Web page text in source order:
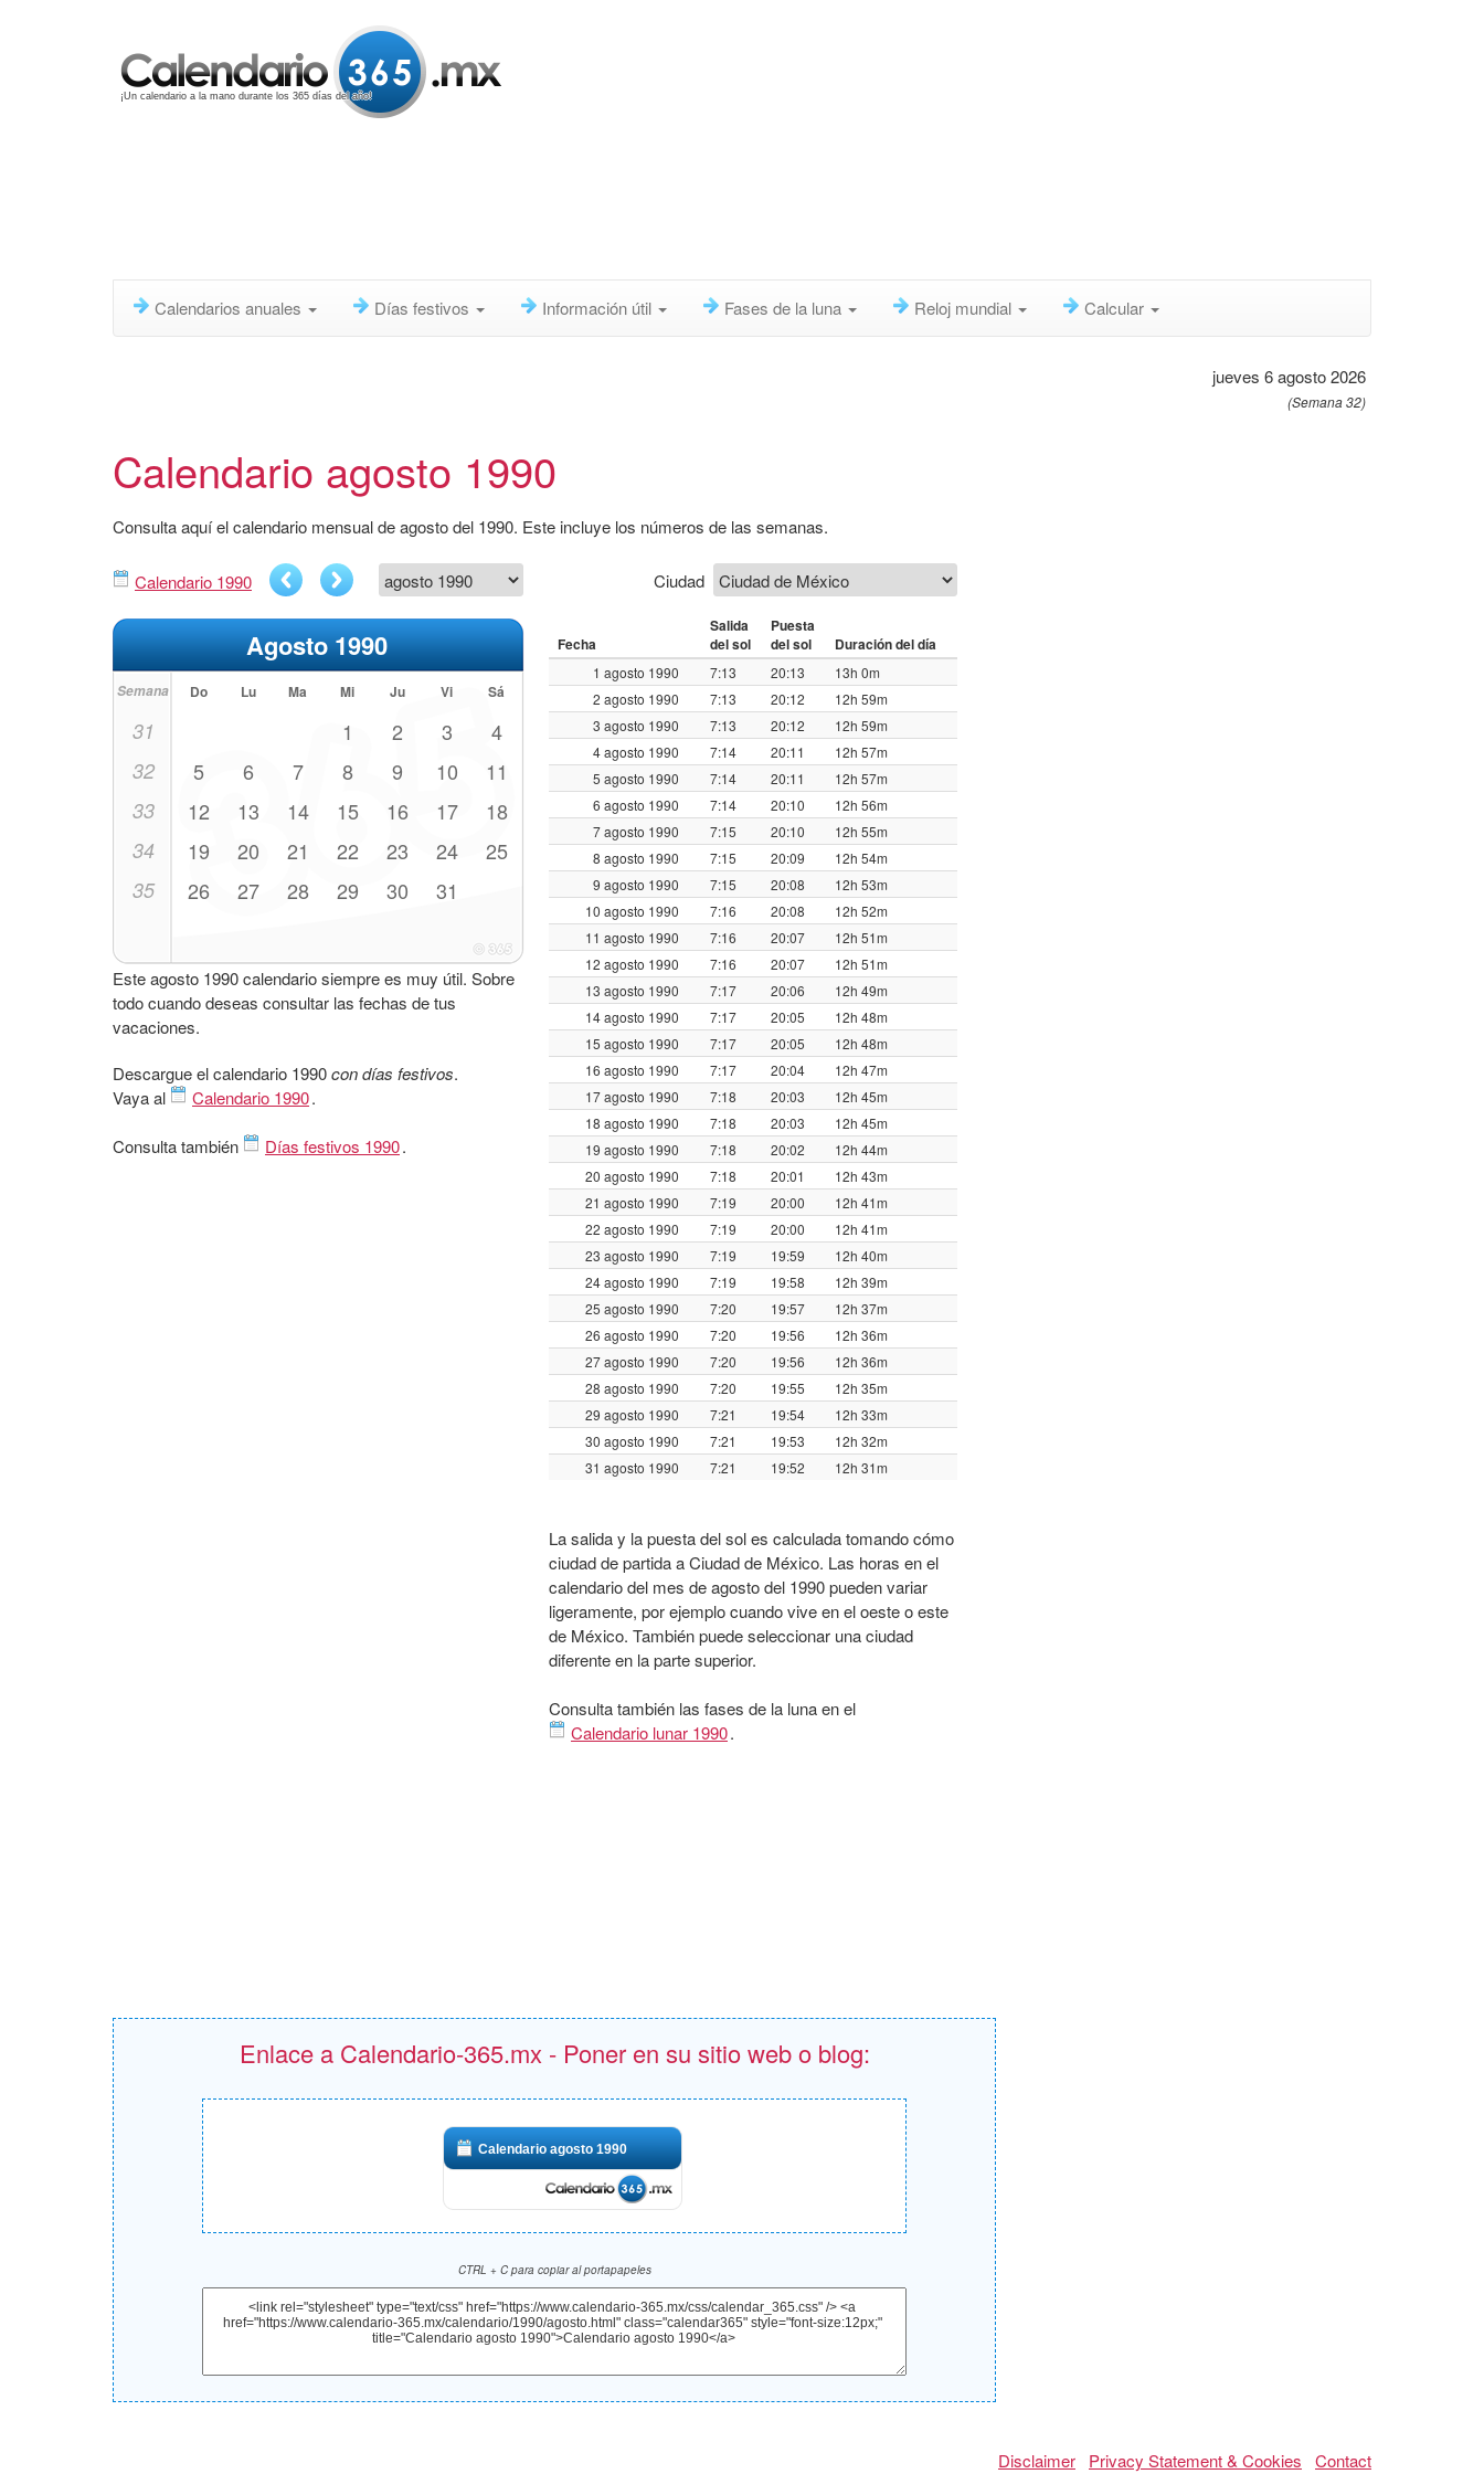
¡Un calendario a la mano durante los 365 días del año!
Calendarios anuales Días festivos Información útil Fases de la luna Reloj mundial Calcular
jueves 6 agosto 2026
(Semana 32)
Calendario agosto 1990
Consulta aquí el calendario mensual de agosto del 1990. Este incluye los números de las semanas.
Calendario 1990
Agosto 1990
Semana Do Lu Ma Mi Ju Vi Sá
31 1 2 3 4
32 5 6 7 8 9 10 11
33 12 13 14 15 16 17 18
34 19 20 21 22 23 24 25
35 26 27 28 29 30 31
Este agosto 1990 calendario siempre es muy útil. Sobre
todo cuando deseas consultar las fechas de tus
vacaciones.
Descargue el calendario 1990con días festivos.
Vaya al
Calendario 1990.
Consulta también Días festivos 1990.
Ciudad
Fecha
Salida
del sol
Puesta
del sol
Duración del día
1 agosto 1990 7:13 20:13
13h 0m
2 agosto 1990
7:13 20:12
12h 59m
3 agosto 1990
7:13 20:12
12h 59m
4 agosto 1990
7:14 20:11
12h 57m
5 agosto 1990
7:14 20:11
12h 57m
6 agosto 1990
7:14 20:10
12h 56m
7 agosto 1990
7:15 20:10
12h 55m
8 agosto 1990
7:15 20:09
12h 54m
9 agosto 1990
7:15 20:08
12h 53m
10 agosto 1990
7:16 20:08
12h 52m
11 agosto 1990
7:16 20:07
12h 51m
12 agosto 1990
7:16 20:07
12h 51m
13 agosto 1990
7:17 20:06
12h 49m
14 agosto 1990
7:17 20:05
12h 48m
15 agosto 1990
7:17 20:05
12h 48m
16 agosto 1990
7:17 20:04
12h 47m
17 agosto 1990
7:18 20:03
12h 45m
18 agosto 1990
7:18 20:03
12h 45m
19 agosto 1990
7:18 20:02
12h 44m
20 agosto 1990
7:18 20:01
12h 43m
21 agosto 1990
7:19 20:00
12h 41m
22 agosto 1990
7:19 20:00
12h 41m
23 agosto 1990
7:19 19:59
12h 40m
24 agosto 1990
7:19 19:58
12h 39m
25 agosto 1990
7:20 19:57
12h 37m
26 agosto 1990
7:20 19:56
12h 36m
27 agosto 1990
7:20 19:56
12h 36m
28 agosto 1990
7:20 19:55
12h 35m
29 agosto 1990
7:21 19:54
12h 33m
30 agosto 1990
7:21 19:53
12h 32m
31 agosto 1990
7:21 19:52 12h 31m
La salida y la puesta del sol es calculada tomando cómo
ciudad de partida a Ciudad de México. Las horas en el
calendario del mes de agosto del 1990 pueden variar
ligeramente, por ejemplo cuando vive en el oeste o este
de México. También puede seleccionar una ciudad
diferente en la parte superior.
Consulta también las fases de la luna en el
Calendario lunar 1990.
Enlace a Calendario-365.mx - Poner en su sitio web o blog:
Calendario agosto 1990
CTRL + C para copiar al portapapeles
Disclaimer Privacy Statement & Cookies Contact